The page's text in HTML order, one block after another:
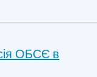
ОБСЄ в